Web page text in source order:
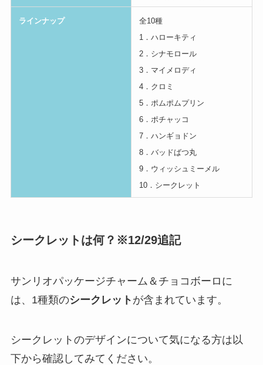
ラインナップ
全10種
1．ハローキティ
2．シナモロール
3．マイメロディ
4．クロミ
5．ポムポムプリン
6．ポチャッコ
7．ハンギョドン
8．バッドばつ丸
9．ウィッシュミーメル
10．シークレット
シークレットは何？※12/29追記
サンリオパッケージチャーム＆チョコボーロに
は、1種類のシークレット が含まれています。
シークレットのデザインについて気になる方は以
下から確認してみてください。